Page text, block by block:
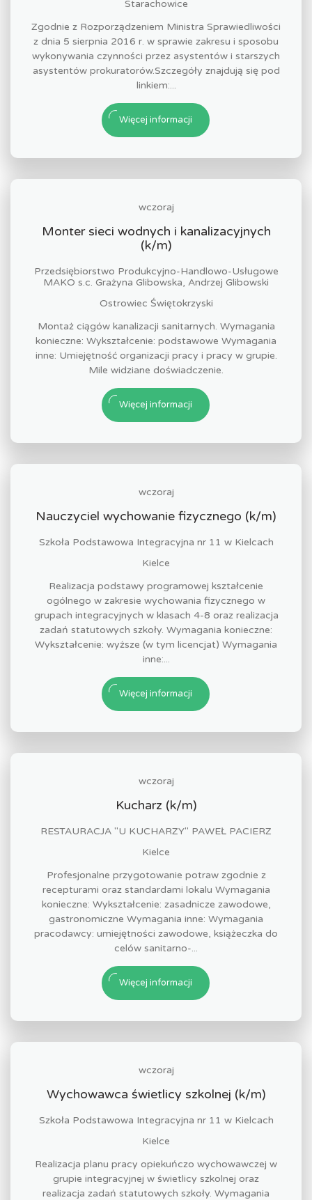
Starachowice
Zgodnie z Rozporządzeniem Ministra Sprawiedliwości
z dnia 5 sierpnia 2016 r. w sprawie zakresu i sposobu
wykonywania czynności przez asystentów i starszych
asystentów prokuratorów.Szczegóły znajdują się pod
linkiem:...
Więcej informacji
wczoraj
Monter sieci wodnych i kanalizacyjnych
(k/m)
Przedsiębiorstwo Produkcyjno-Handlowo-Usługowe
MAKO s.c. Grażyna Glibowska, Andrzej Glibowski
Ostrowiec Świętokrzyski
Montaż ciągów kanalizacji sanitarnych. Wymagania
konieczne: Wykształcenie: podstawowe Wymagania
inne: Umiejętność organizacji pracy i pracy w grupie.
Mile widziane doświadczenie.
Więcej informacji
wczoraj
Nauczyciel wychowanie fizycznego (k/m)
Szkoła Podstawowa Integracyjna nr 11 w Kielcach
Kielce
Realizacja podstawy programowej kształcenie
ogólnego w zakresie wychowania fizycznego w
grupach integracyjnych w klasach 4-8 oraz realizacja
zadań statutowych szkoły. Wymagania konieczne:
Wykształcenie: wyższe (w tym licencjat) Wymagania
inne:...
Więcej informacji
wczoraj
Kucharz (k/m)
RESTAURACJA "U KUCHARZY" PAWEŁ PACIERZ
Kielce
Profesjonalne przygotowanie potraw zgodnie z
recepturami oraz standardami lokalu Wymagania
konieczne: Wykształcenie: zasadnicze zawodowe,
gastronomiczne Wymagania inne: Wymagania
pracodawcy: umiejętności zawodowe, książeczka do
celów sanitarno-...
Więcej informacji
wczoraj
Wychowawca świetlicy szkolnej (k/m)
Szkoła Podstawowa Integracyjna nr 11 w Kielcach
Kielce
Realizacja planu pracy opiekuńczo wychowawczej w
grupie integracyjnej w świetlicy szkolnej oraz
realizacja zadań statutowych szkoły. Wymagania